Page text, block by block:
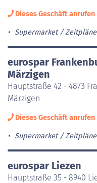
Dieses Geschäft anrufen
Supermarket
eurospar
Märzigen
Hauptstraße 42 - 4873
Märzigen
Dieses Geschäft anrufen
Supermarket
eurospar Liezen
Hauptstraße 35 - 8940